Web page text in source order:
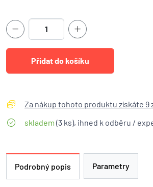
Za nákup tohoto produktu získáte 9
skladem (3 ks), ihned k odběru /
Podrobný popis Parametry